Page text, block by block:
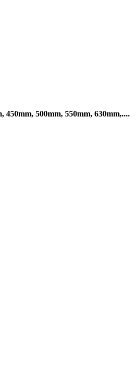
500mm, 550mm, 630mm,....